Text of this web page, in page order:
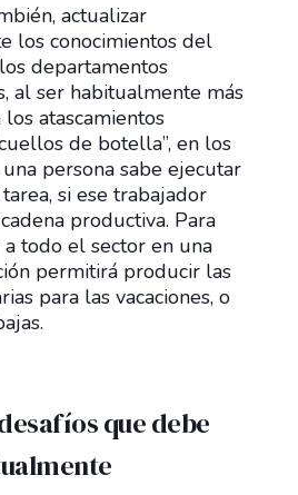
actualizar
los conocimientos del
departamentos
al ser habitualmente más
atascamientos
de botella”, en los
persona sabe ejecutar
si ese trabajador
productiva. Para
todo el sector en una
permitirá producir las
para las vacaciones, o
que debe